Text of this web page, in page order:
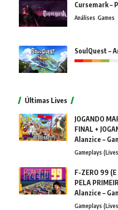
Cursemark –
Análises Games
SoulQuest –
Últimas Lives
JOGANDO
FINAL +
Alanzice –
Gameplays
F-ZERO 99 (E
PELA
Alanzice –
Gameplays